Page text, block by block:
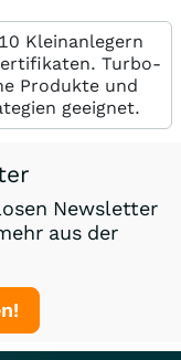
Kleinanlegern
Turbo-
Produkte und
geeignet.
Newsletter
aus der